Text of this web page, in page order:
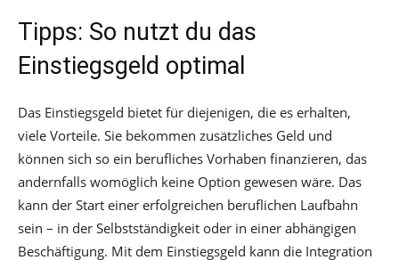
Tipps: So nutzt du das
Einstiegsgeld optimal
Das Einstiegsgeld bietet für diejenigen, die es erhalten,
viele Vorteile. Sie bekommen zusätzliches Geld und
können sich so ein berufliches Vorhaben finanzieren, das
andernfalls womöglich keine Option gewesen wäre. Das
kann der Start einer erfolgreichen beruflichen Laufbahn
sein – in der Selbstständigkeit oder in einer abhängigen
Beschäftigung. Mit dem Einstiegsgeld kann die Integration